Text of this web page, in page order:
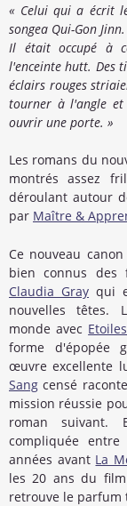
« Celui qui a écrit
songea Qui-Gon Jinn.
Il était occupé à
l'enceinte hutt. Des
éclairs rouges
tourner à l'angle et
ouvrir une porte. »
Les romans du
montrés assez
déroulant autour
par Maître &
Ce nouveau
bien connus des
Claudia Gray qui
nouvelles têtes.
monde avec
forme d'épopée
œuvre excellente
Sang censé
mission réussie
roman suivant.
compliquée entre
années avant La
les 20 ans du
retrouve le parfum